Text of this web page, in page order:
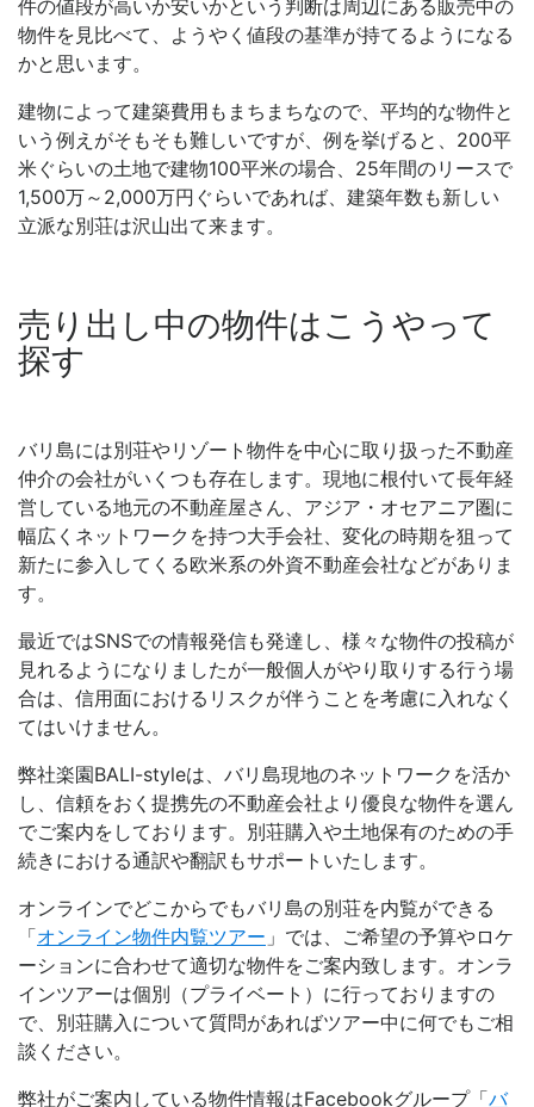
件の値段が高いか安いかという判断は周辺にある販売中の
物件を見比べて、ようやく値段の基準が持てるようになる
かと思います。
建物によって建築費用もまちまちなので、平均的な物件と
いう例えがそもそも難しいですが、例を挙げると、200平
米ぐらいの土地で建物100平米の場合、25年間のリースで
1,500万～2,000万円ぐらいであれば、建築年数も新しい
立派な別荘は沢山出て来ます。
売り出し中の物件はこうやって
探す
バリ島には別荘やリゾート物件を中心に取り扱った不動産
仲介の会社がいくつも存在します。現地に根付いて長年経
営している地元の不動産屋さん、アジア・オセアニア圏に
幅広くネットワークを持つ大手会社、変化の時期を狙って
新たに参入してくる欧米系の外資不動産会社などがありま
す。
最近ではSNSでの情報発信も発達し、様々な物件の投稿が
見れるようになりましたが一般個人がやり取りする行う場
合は、信用面におけるリスクが伴うことを考慮に入れなく
てはいけません。
弊社楽園BALI-styleは、バリ島現地のネットワークを活か
し、信頼をおく提携先の不動産会社より優良な物件を選ん
でご案内をしております。別荘購入や土地保有のための手
続きにおける通訳や翻訳もサポートいたします。
オンラインでどこからでもバリ島の別荘を内覧ができる
「オンライン物件内覧ツアー 」では、ご希望の予算やロケ
ーションに合わせて適切な物件をご案内致します。オンラ
インツアーは個別（プライベート）に行っておりますの
で、別荘購入について質問があればツアー中に何でもご相
談ください。
弊社がご案内している物件情報はFacebookグループ「バ